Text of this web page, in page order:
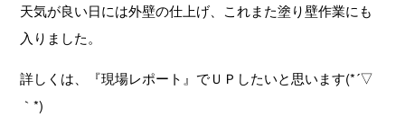
天気が良い日には外壁の仕上げ、これまた塗り壁作業にも
入りました。
詳しくは、『現場レポート』でＵＰしたいと思います(*´▽
｀*)